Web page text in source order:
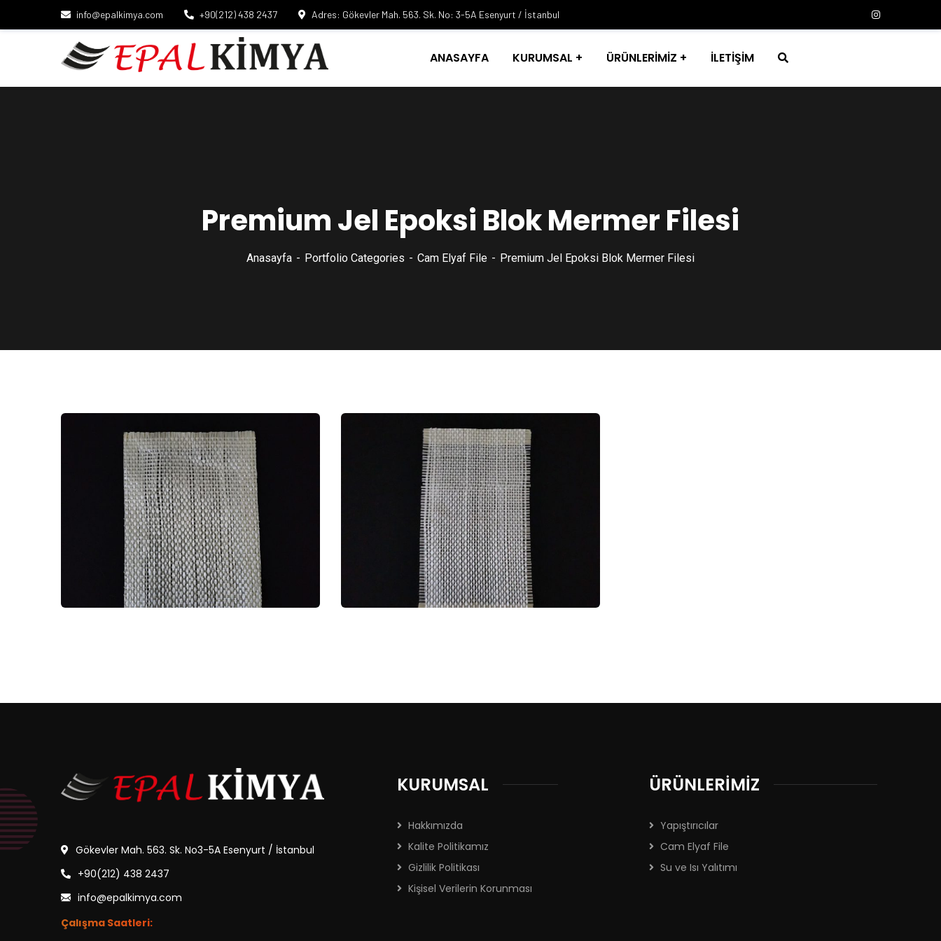
info@epalkimya.com +90(212) 438 2437 Adres: Gökevler Mah. 563. Sk. No: 3-5A Esenyurt / İstanbul
ANASAYFA KURUMSAL ÜRÜNLERİMİZ İLETİŞİM
Premium Jel Epoksi Blok Mermer Filesi
Anasayfa Portfolio Categories Cam Elyaf File Premium Jel Epoksi Blok Mermer Filesi
PREMIUM 500GR BLOK
MERMER BOHÇALAMA FİLESİ
PREMIUM 300GR BLOK
MERMER BOHÇALAMA FİLESİ
Gökevler Mah. 563. Sk. No3-5A Esenyurt / İstanbul
+90(212) 438 2437
info@epalkimya.com
Çalışma Saatleri:
KURUMSAL
Hakkımızda
Kalite Politikamız
Gizlilik Politikası
Kişisel Verilerin Korunması
ÜRÜNLERİMİZ
Yapıştırıcılar
Cam Elyaf File
Su ve Isı Yalıtımı